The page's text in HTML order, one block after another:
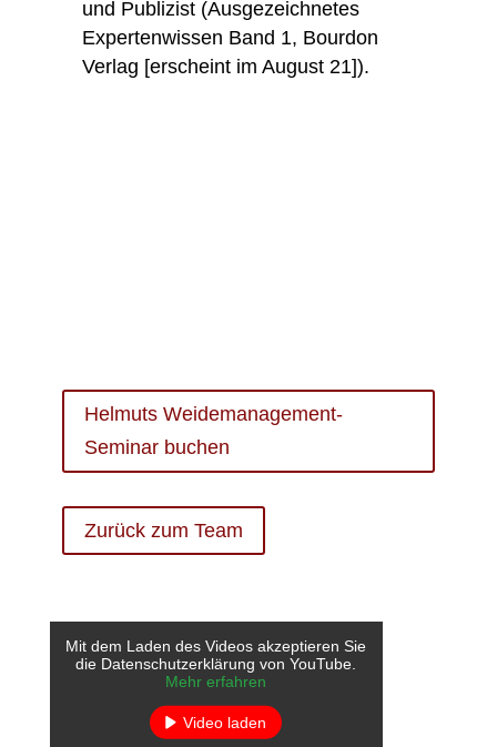
und Publizist (Ausgezeichnetes
Expertenwissen Band 1, Bourdon
Verlag [erscheint im August 21]).
Helmuts Weidemanagement-
Seminar buchen
Zurück zum Team
Mit dem Laden des Videos akzeptieren Sie
die Datenschutzerklärung von YouTube.
Mehr erfahren
Video laden